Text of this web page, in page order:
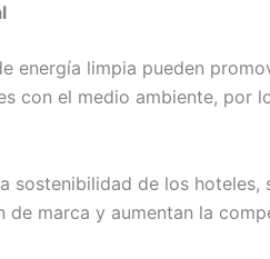
energía limpia pueden
con el medio ambiente,
sostenibilidad de los
de marca y aumentan la